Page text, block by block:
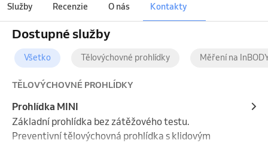
Služby Recenzie O nás Kontakty
Dostupné služby
Všetko Tělovýchovné prohlídky Měření na
TĚLOVÝCHOVNÉ PROHLÍDKY
Prohlídka MINI
Základní prohlídka bez zátěžového testu.
Preventivní tělovýchovná prohlídka s klidovým